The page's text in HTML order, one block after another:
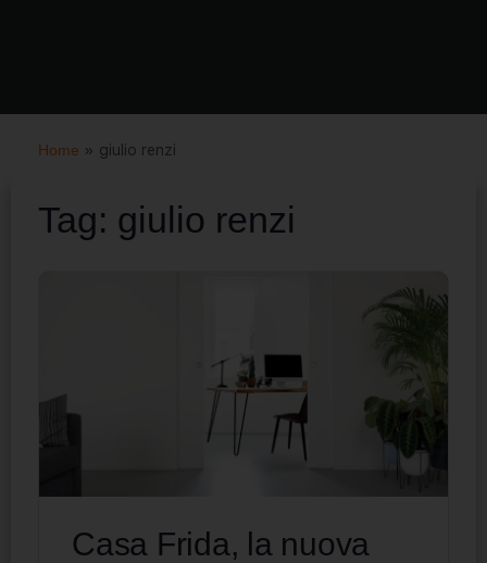
Home » giulio renzi
Tag: giulio renzi
Casa Frida, la nuova